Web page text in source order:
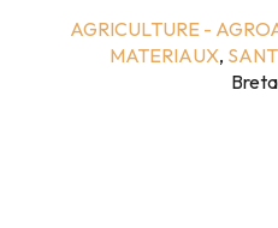
AGRICULTURE -
MATERIAUX,